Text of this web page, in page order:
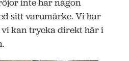
inte har någon
sitt varumärke. Vi har
kan trycka direkt här i